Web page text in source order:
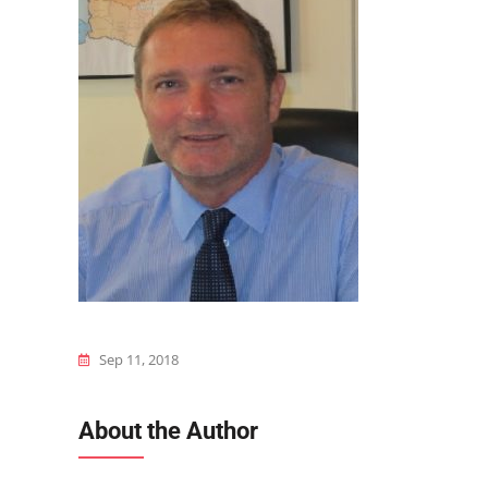
Sep 11, 2018
About the Author